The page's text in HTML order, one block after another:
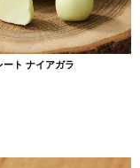
ート ナイアガラ